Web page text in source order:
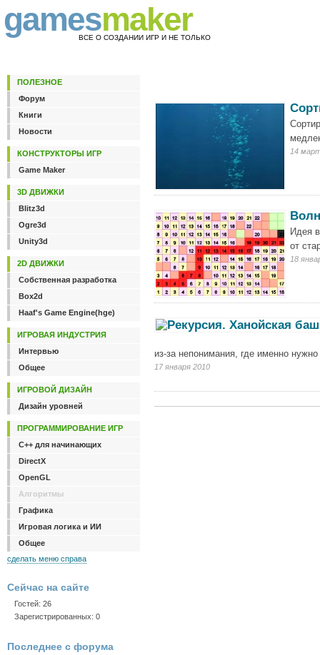
gamesmaker
ВСЕ О СОЗДАНИИ ИГР И НЕ ТОЛЬКО
14
Идея
от
18
из-за непонимания, где именно
17 января 2010
ПОЛЕЗНОЕ
Форум
Книги
Новости
КОНСТРУКТОРЫ ИГР
Game Maker
3D ДВИЖКИ
Blitz3d
Ogre3d
Unity3d
2D ДВИЖКИ
Собственная разработка
Box2d
Haaf's Game Engine(hge)
ИГРОВАЯ ИНДУСТРИЯ
Интервью
Общее
ИГРОВОЙ ДИЗАЙН
Дизайн уровней
ПРОГРАММИРОВАНИЕ ИГР
C++ для начинающих
DirectX
OpenGL
Алгоритмы
Графика
Игровая логика и ИИ
Общее
сделать меню справа
Сейчас на сайте
Гостей: 26
Зарегистрированных: 0
Последнее с форума